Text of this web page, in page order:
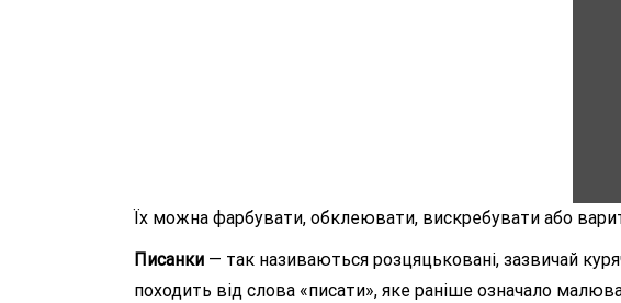
Їх можна фарбувати, обклеювати, вискребувати або
Писанки — так називаються розцяцьковані, зазвичай
походить від слова «писати», яке раніше означало